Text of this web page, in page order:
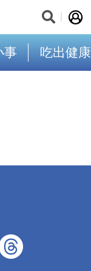
事 吃出健康